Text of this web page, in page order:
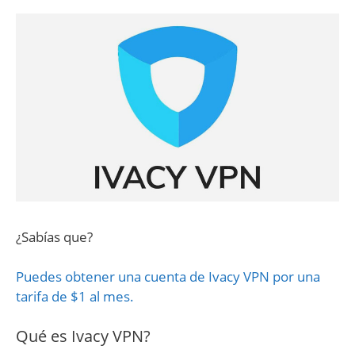
¿Sabías que?
Puedes obtener una cuenta de Ivacy VPN por una
tarifa de $1 al mes.
Qué es Ivacy VPN?